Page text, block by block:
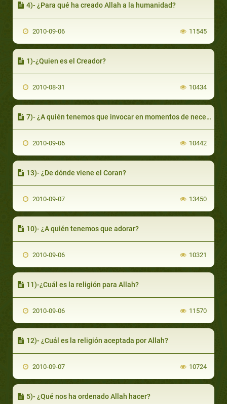
4)- ¿Para qué ha creado Allah a la humanidad?
2010-09-06 11545
1)-¿Quien es el Creador?
2010-08-31 10434
7)- ¿A quién tenemos que invocar en momentos de necesidad?
2010-09-06 10442
13)- ¿De dónde viene el Coran?
2010-09-07 13450
10)- ¿A quién tenemos que adorar?
2010-09-06 10321
11)-¿Cuál es la religión para Allah?
2010-09-06 11570
12)- ¿Cuál es la religión aceptada por Allah?
2010-09-07 10724
5)- ¿Qué nos ha ordenado Allah hacer?